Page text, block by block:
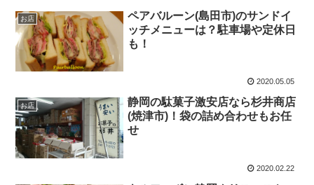
お店
ペアバルーン(島田市)のサンドイ
ッチメニューは？駐車場や定休日
も！
2020.05.05
お店
静岡の駄菓子激安店なら杉井商店
(焼津市)！袋の詰め合わせもお任
せ
2020.02.22